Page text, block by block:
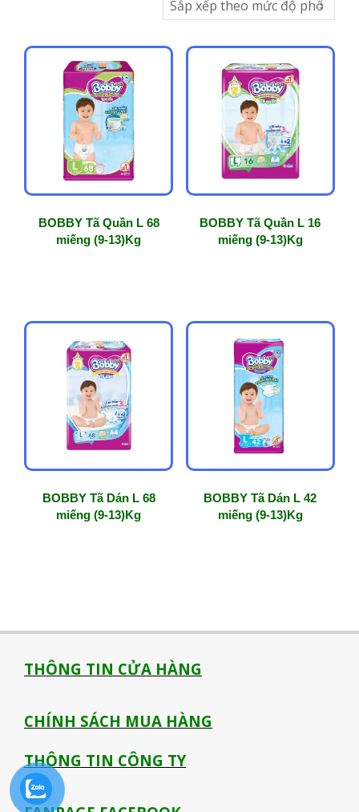
xếp
mức
BOBBY Tã Quần L 68
miếng (9-13)Kg
BOBBY Tã Quần L 16
miếng (9-13)Kg
BOBBY Tã Dán L 68
miếng (9-13)Kg
BOBBY Tã Dán L 42
miếng (9-13)Kg
THÔNG TIN CỬA HÀNG
CHÍNH SÁCH MUA HÀNG
THÔNG TIN CÔNG TY